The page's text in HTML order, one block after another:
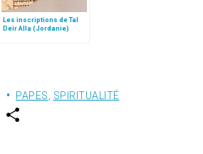
Les inscriptions de Tal
Deir Alla (Jordanie)
PAPES, SPIRITUALITÉ
w